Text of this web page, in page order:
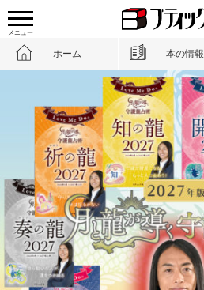
メニュー
ホーム 本の情報